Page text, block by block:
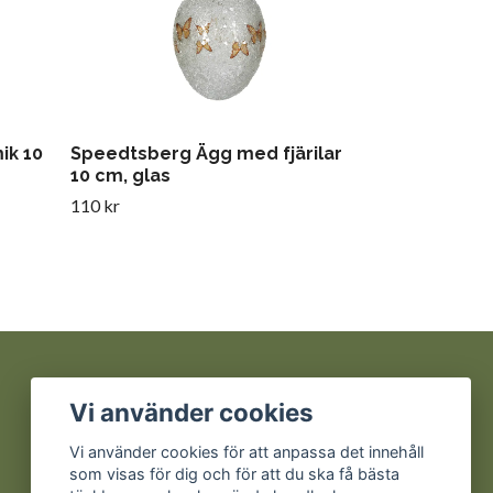
10
Speedtsberg Ägg med fjärilar
10 cm, glas
110 kr
Facebook
Instagram
Vi använder cookies
Vi använder cookies för att anpassa det innehåll
som visas för dig och för att du ska få bästa